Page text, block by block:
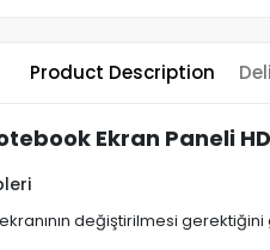
Product Description
Ekran Paneli
değiştirilmesi